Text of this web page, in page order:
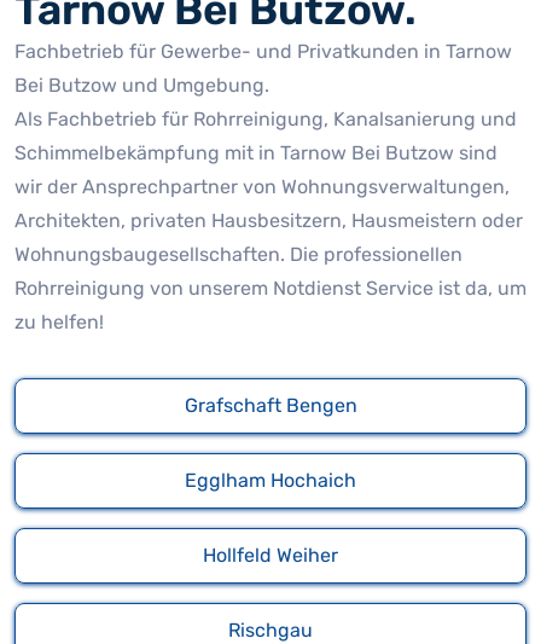
Fachbetrieb für Gewerbe- und Privatkunden in Tarnow
Bei Butzow und Umgebung.
Als Fachbetrieb für Rohrreinigung, Kanalsanierung und
Schimmelbekämpfung mit in Tarnow Bei Butzow sind
wir der Ansprechpartner von Wohnungsverwaltungen,
Architekten, privaten Hausbesitzern, Hausmeistern oder
Wohnungsbaugesellschaften. Die professionellen
Rohrreinigung von unserem Notdienst Service ist da, um
zu helfen!
Grafschaft Bengen
Egglham Hochaich
Hollfeld Weiher
Rischgau